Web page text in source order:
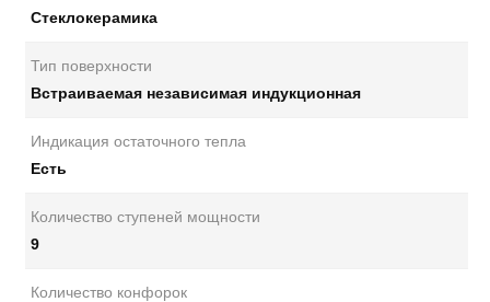
Стеклокерамика
Тип поверхности
Встраиваемая независимая индукционная
Индикация остаточного тепла
Есть
Количество ступеней мощности
9
Количество конфорок